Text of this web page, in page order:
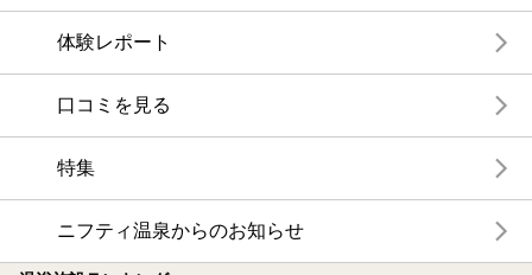
体験レポート
口コミを見る
特集
ニフティ温泉からのお知らせ